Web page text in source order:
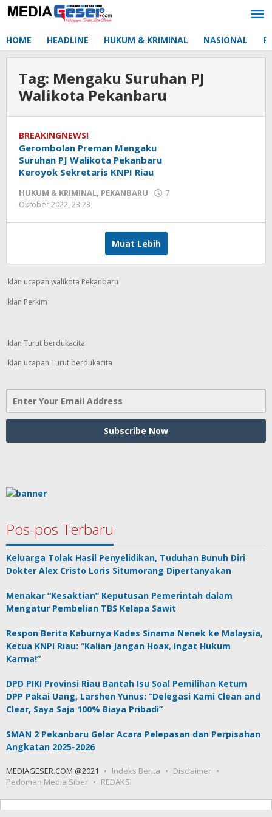
Lewati
ke
HOME HEADLINE HUKUM & KRIMINAL NASIONAL
Tag: Mengaku Suruhan PJ
Walikota Pekanbaru
BREAKINGNEWS!
Gerombolan Preman Mengaku
Suruhan PJ Walikota Pekanbaru
Keroyok Sekretaris KNPI Riau
HUKUM & KRIMINAL, PEKANBARU
7
Oktober 2022, 23:23
Muat Lebih
Iklan ucapan walikota Pekanbaru
Iklan Perkim
Iklan Turut berdukacita
Iklan ucapan Turut berdukacita
Pos-pos Terbaru
Keluarga Tolak Hasil Penyelidikan, Tuduhan Bunuh Diri
Dokter Alex Cristo Loris Situmorang Dipertanyakan
Menakar “Kesaktian” Keputusan Pemerintah dalam
Mengatur Pembelian TBS Kelapa Sawit
Respon Berita Kaburnya Kades Sinama Nenek ke Malaysia,
Ketua KNPI Riau: “Kalian Jangan Hoax, Ingat Hukum
Karma!”
DPD PIKI Provinsi Riau Bantah Isu Soal Pemilihan Ketum
DPP Pakai Uang, Larshen Yunus: “Delegasi Kami Clean and
Clear, Saya Saja 100% Biaya Pribadi”
SMAN 2 Pekanbaru Gelar Acara Pelepasan dan Perpisahan
Angkatan 2025-2026
MEDIAGESER.COM @2021 Indeks Berita
Disclaimer
Pedoman Media Siber
REDAKSI